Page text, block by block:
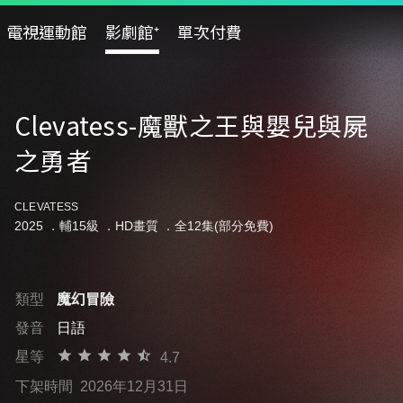
電視運動館 影劇館⁺ 單次付費
Clevatess-魔獸之王與嬰兒與屍
之勇者
CLEVATESS
2025 ． 輔15級 ．HD畫質 ．全12集(部分免費)
類型
魔幻冒險
發音
日語
星等
4.7
下架時間 2026年12月31日